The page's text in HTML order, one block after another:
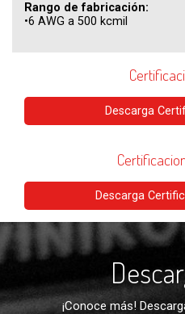
Rango de fabricación:
•6 AWG a 500 kcmil
Descarga
Descarga
¡Conoce más!